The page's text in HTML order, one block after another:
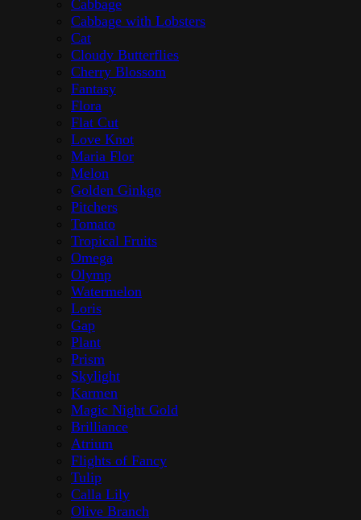
Cabbage
Cabbage with Lobsters
Cat
Cloudy Butterflies
Cherry Blossom
Fantasy
Flora
Flat Cut
Love Knot
Maria Flor
Melon
Golden Ginkgo
Pitchers
Tomato
Tropical Fruits
Omega
Olymp
Watermelon
Loris
Gap
Plant
Prism
Skylight
Karmen
Magic Night Gold
Brilliance
Atrium
Flights of Fancy
Tulip
Calla Lily
Olive Branch